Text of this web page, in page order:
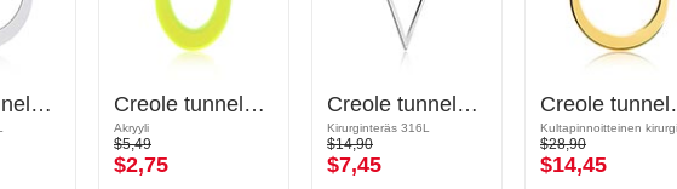
Creole tunneleille ja tuubeille Creole tunneleille (akryyli, eri värejä)
Akryyli
$5,49
$2,75
Creole tunneleille (kirurginen teräs, hopea, kiiltävä pinta)
Kirurginteräs 316L
$14,90
$7,45
Creole
$28,90
$14,45